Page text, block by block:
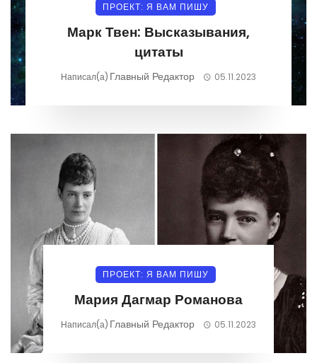
ПРОЕКТ: Я ВАМ ПИШУ
Марк Твен: Высказывания,
цитаты
Написал(а) Главный Редактор 05.11.2023
ПРОЕКТ: Я ВАМ ПИШУ
Мария Дагмар Романова
Написал(а) Главный Редактор 05.11.2023